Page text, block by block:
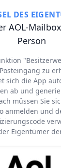
DES
AOL-
Person
zu
sich die App
ab und
müssen Sie
anmelden und
Eigentümer